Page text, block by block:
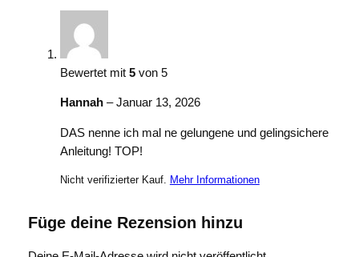
Bewertet mit 5von 5
Hannah – Januar 13, 2026
DAS nenne ich mal ne gelungene und gelingsichere
Anleitung! TOP!
Nicht verifizierter Kauf. Mehr Informationen
Füge deine Rezension hinzu